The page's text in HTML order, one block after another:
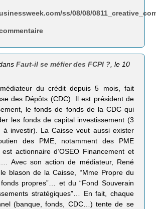
ss/08/08/
Faut-il se méfier des FCPI ? , le 10
du crédit depuis 5 mois, fait
des Dépôts (CDC). Il est président de
le fonds de fonds de la CDC qui
les fonds de capital investissement (3
à investir). La Caisse veut aussi exister
des PME, notamment des PME
actionnaire d’OSEO Financement et
Avec son action de médiateur, René
blason de la Caisse, “Mme Propre du
propres”… et du “Fond Souverain
stratégiques”… En fait, chaque
(banque, fonds, CDC…) tente de se